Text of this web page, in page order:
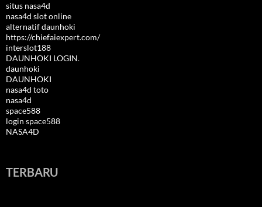
situs nasa4d
nasa4d slot online
alternatif daunhoki
https://chiefaiexpert.com/
interslot188
DAUNHOKI LOGIN.
daunhoki
DAUNHOKI
nasa4d toto
nasa4d
space588
login space588
NASA4D
TERBARU